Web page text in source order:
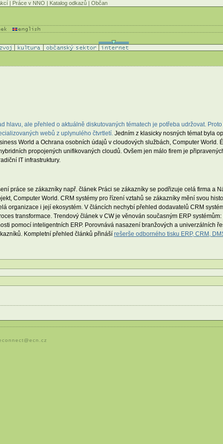
| Práce v NNO | Katalog odkazů | Občan
hlavu, ale přehled o aktuálně diskutovaných tématech je potřeba udržovat.
webů z uplynulého čtvrtletí. Jedním z klasicky nosných témat byla
World a Ochrana osobních údajů v cloudových službách, Computer World.
propojených unifikovaných cloudů. Ovšem jen málo firem je
IT infrastruktury.
práce se zákazníky např. článek Práci se zákazníky se podřizuje celá firma a
Computer World. CRM systémy pro řízení vztahů se zákazníky mění svou
organizace i její ekosystém. V článcích nechybí přehled dodavatelů CRM
transformace. Trendový článek v CW je věnován současným ERP
pomocí inteligentních ERP. Porovnává nasazení branžových a univerzálních
Kompletní přehled článků přináší rešerše odborného tisku ERP, CRM,